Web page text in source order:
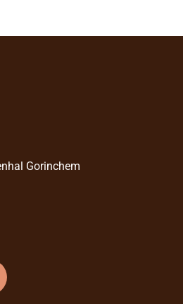
Gorinchem